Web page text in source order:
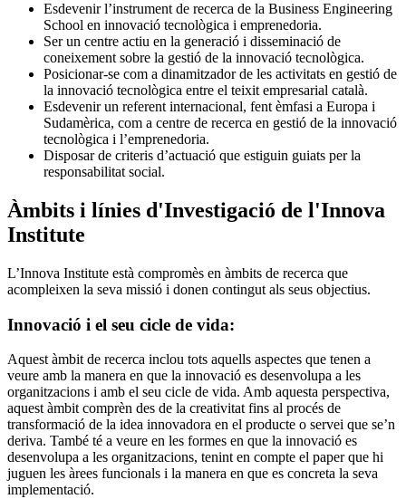
Esdevenir l’instrument de recerca de la Business Engineering
School en innovació tecnològica i emprenedoria.
Ser un centre actiu en la generació i disseminació de
coneixement sobre la gestió de la innovació tecnològica.
Posicionar-se com a dinamitzador de les activitats en gestió de
la innovació tecnològica entre el teixit empresarial català.
Esdevenir un referent internacional, fent èmfasi a Europa i
Sudamèrica, com a centre de recerca en gestió de la innovació
tecnològica i l’emprenedoria.
Disposar de criteris d’actuació que estiguin guiats per la
responsabilitat social.
Àmbits i línies d'Investigació de l'Innova
Institute
L’Innova Institute està compromès en àmbits de recerca que
acompleixen la seva missió i donen contingut als seus objectius.
Innovació i el seu cicle de vida:
Aquest àmbit de recerca inclou tots aquells aspectes que tenen a
veure amb la manera en que la innovació es desenvolupa a les
organitzacions i amb el seu cicle de vida. Amb aquesta perspectiva,
aquest àmbit comprèn des de la creativitat fins al procés de
transformació de la idea innovadora en el producte o servei que se’n
deriva. També té a veure en les formes en que la innovació es
desenvolupa a les organitzacions, tenint en compte el paper que hi
juguen les àrees funcionals i la manera en que es concreta la seva
implementació.